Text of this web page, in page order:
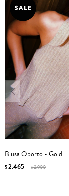
Blusa Oporto - Gold
$2.465 $2.900